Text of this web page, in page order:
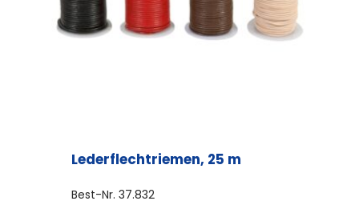
auf
der
Lederflechtriemen, 25 m
Best-Nr. 37.832